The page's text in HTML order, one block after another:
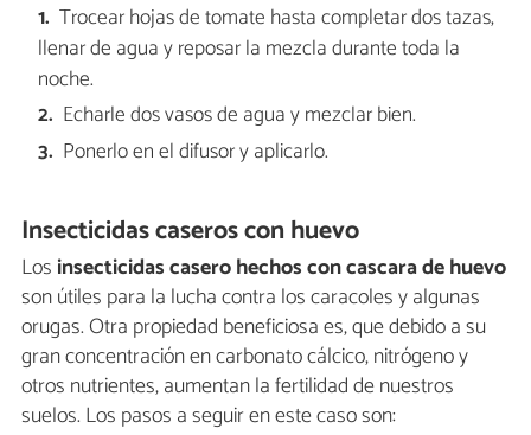
Trocear hojas de tomate hasta completar dos tazas,
llenar de agua y reposar la mezcla durante toda la
noche.
Echarle dos vasos de agua y mezclar bien.
Ponerlo en el difusor y aplicarlo.
Insecticidas caseros con huevo
Los insecticidas casero hechos con cascara de huevo
son útiles para la lucha contra los caracoles y algunas
orugas. Otra propiedad beneficiosa es, que debido a su
gran concentración en carbonato cálcico, nitrógeno y
otros nutrientes, aumentan la fertilidad de nuestros
suelos. Los pasos a seguir en este caso son: